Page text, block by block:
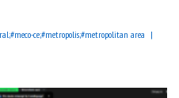
ce;#metropolis;#metropolitan area